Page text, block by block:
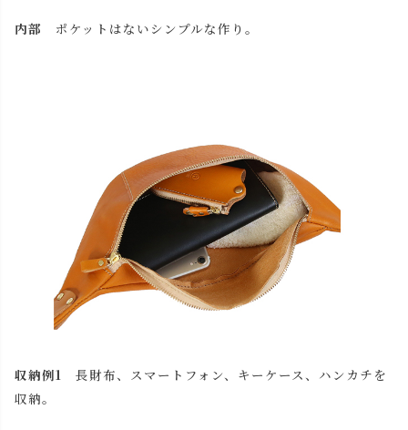
内部 ポケットはないシンプルな作り。
収納例1
長財布、スマートフォン、キーケース、ハンカチを
収納。